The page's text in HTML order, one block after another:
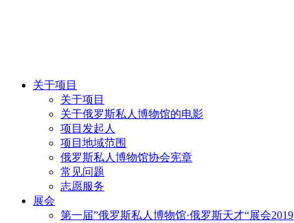
关于项目
关于项目
关于俄罗斯私人博物馆的电影
项目发起人
项目地域范围
俄罗斯私人博物馆协会宪章
常见问题
志愿服务
展会
第一届”俄罗斯私人博物馆·俄罗斯天才“展会2019